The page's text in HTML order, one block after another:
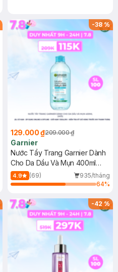
-38%
129.000 ₫209.000 ₫
Garnier
Nước Tẩy Trang Garnier Dành
Cho Da Dầu Và Mụn 400ml
(Mới)
4.9 (69)
935/tháng
64%
-42%